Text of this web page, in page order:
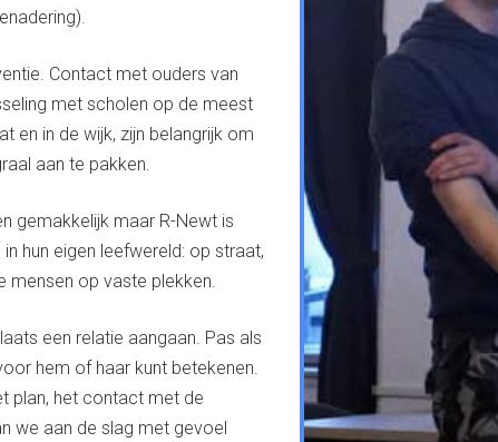
Contact met ouders van
met scholen op de meest
en in de wijk, zijn belangrijk om
aan te pakken.
gemakkelijk maar R-Newt is
hun eigen leefwereld: op straat,
mensen op vaste plekken.
een relatie aangaan. Pas als
hem of haar kunt betekenen.
plan, het contact met de
we aan de slag met gevoel